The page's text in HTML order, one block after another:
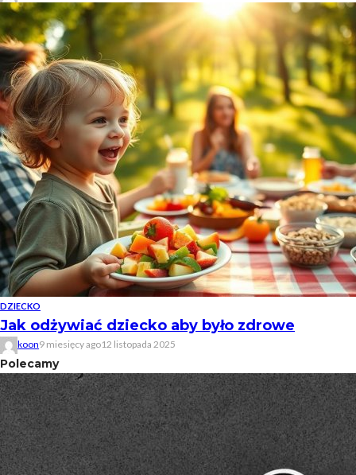
DZIECKO
Jak odżywiać dziecko aby było zdrowe
koon9 miesięcy ago12 listopada 2025
Polecamy